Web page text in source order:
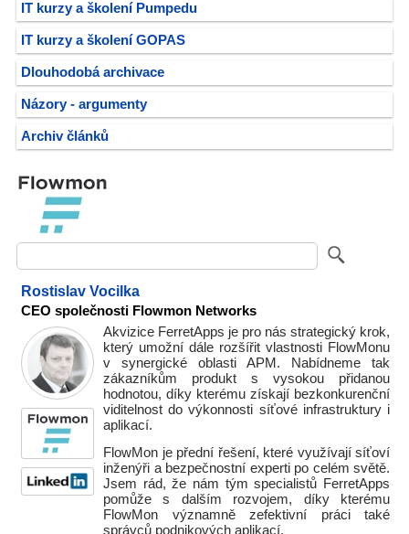
IT kurzy a školení Pumpedu
IT kurzy a školení GOPAS
Dlouhodobá archivace
Názory - argumenty
Archiv článků
Rostislav Vocilka
CEO společnosti Flowmon Networks
Akvizice FerretApps je pro nás strategický krok,
který umožní dále rozšířit vlastnosti FlowMonu
v synergické oblasti APM. Nabídneme tak
zákazníkům produkt s vysokou přidanou
hodnotou, díky kterému získají bezkonkurenční
viditelnost do výkonnosti síťové infrastruktury i
aplikací.
FlowMon je přední řešení, které využívají síťoví
inženýři a bezpečnostní experti po celém světě.
Jsem rád, že nám tým specialistů FerretApps
pomůže s dalším rozvojem, díky kterému
FlowMon významně zefektivní práci také
správců podnikových aplikací.